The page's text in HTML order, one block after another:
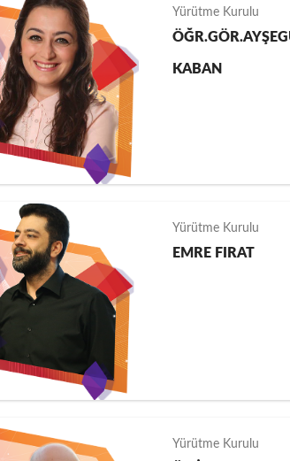
Yürütme Kurulu
KABAN
Yürütme Kurulu
EMRE FIRAT
Yürütme Kurulu